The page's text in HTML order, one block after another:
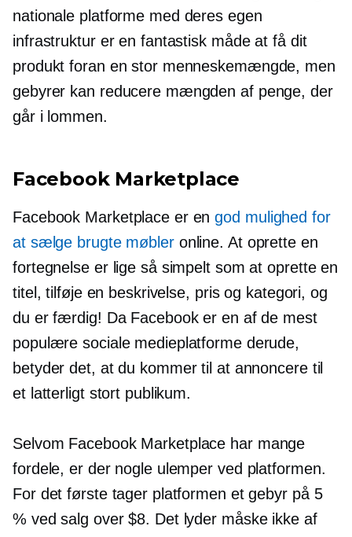
nationale platforme med deres egen
infrastruktur er en fantastisk måde at få dit
produkt foran en stor menneskemængde, men
gebyrer kan reducere mængden af ​​penge, der
går i lommen.
Facebook Marketplace
Facebook Marketplace er engod mulighed for
at sælge brugte møbleronline. At oprette en
fortegnelse er lige så simpelt som at oprette en
titel, tilføje en beskrivelse, pris og kategori, og
du er færdig! Da Facebook er en af ​​de mest
populære sociale medieplatforme derude,
betyder det, at du kommer til at annoncere til
et latterligt stort publikum.
Selvom Facebook Marketplace har mange
fordele, er der nogle ulemper ved platformen.
For det første tager platformen et gebyr på 5
% ved salg over $8. Det lyder måske ikke af